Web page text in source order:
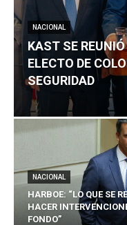
NACIONAL
KAST SE
ELECTO DE
SEGURIDAD
NACIONAL
HARBOE: “LO QUE SE
HACER
FONDO”